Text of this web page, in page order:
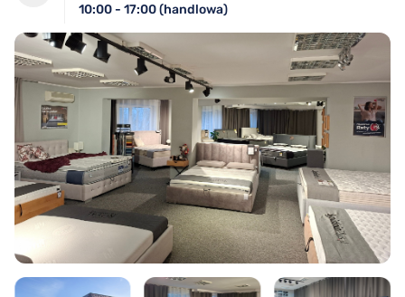
10:00 - 17:00 (handlowa)